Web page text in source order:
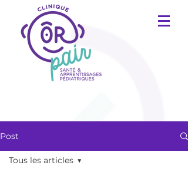
Post
Tous les articles